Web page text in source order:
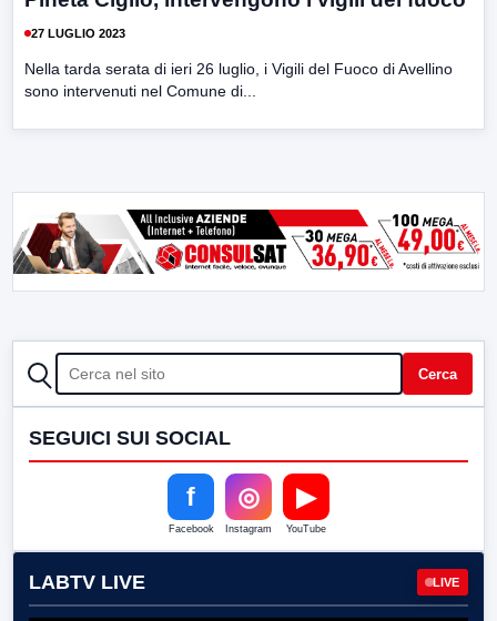
27 LUGLIO 2023
Nella tarda serata di ieri 26 luglio, i Vigili del Fuoco di Avellino
sono intervenuti nel Comune di...
CERCA Cerca
SEGUICI SUI SOCIAL
f
Facebook
◎
Instagram
▶
YouTube
LABTV LIVE LIVE